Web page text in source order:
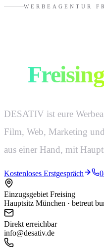
WERBEAGENTUR
Freising
DESATIV ist eure
Film, Web, Marketing
aus einer Hand, mit
Kostenloses Erstgespräch
Einzugsgebiet Freising
Hauptsitz München · betreut
Direkt erreichbar
info@desativ.de